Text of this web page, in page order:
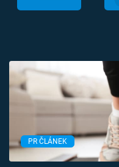
PR ČLÁNEK